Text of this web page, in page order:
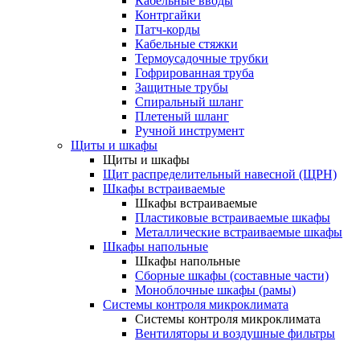
Контргайки
Патч-корды
Кабельные стяжки
Термоусадочные трубки
Гофрированная труба
Защитные трубы
Спиральный шланг
Плетеный шланг
Ручной инструмент
Щиты и шкафы
Щиты и шкафы
Щит распределительный навесной (ЩРН)
Шкафы встраиваемые
Шкафы встраиваемые
Пластиковые встраиваемые шкафы
Металлические встраиваемые шкафы
Шкафы напольные
Шкафы напольные
Сборные шкафы (составные части)
Моноблочные шкафы (рамы)
Системы контроля микроклимата
Системы контроля микроклимата
Вентиляторы и воздушные фильтры